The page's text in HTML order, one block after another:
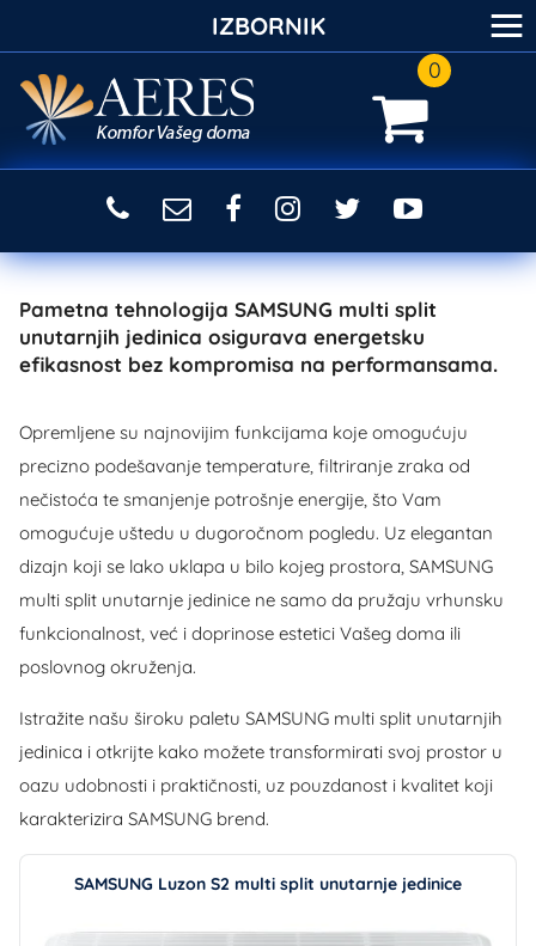
0
Pametna tehnologija SAMSUNG multi split
unutarnjih jedinica osigurava energetsku
efikasnost bez kompromisa na performansama.
Opremljene su najnovijim funkcijama koje omogućuju
precizno podešavanje temperature, filtriranje zraka od
nečistoća te smanjenje potrošnje energije, što Vam
omogućuje uštedu u dugoročnom pogledu. Uz elegantan
dizajn koji se lako uklapa u bilo kojeg prostora, SAMSUNG
multi split unutarnje jedinice ne samo da pružaju vrhunsku
funkcionalnost, već i doprinose estetici Vašeg doma ili
poslovnog okruženja.
Istražite našu široku paletu SAMSUNG multi split unutarnjih
jedinica i otkrijte kako možete transformirati svoj prostor u
oazu udobnosti i praktičnosti, uz pouzdanost i kvalitet koji
karakterizira SAMSUNG brend.
SAMSUNG Luzon S2 multi split unutarnje jedinice
IZBORNIK ≡